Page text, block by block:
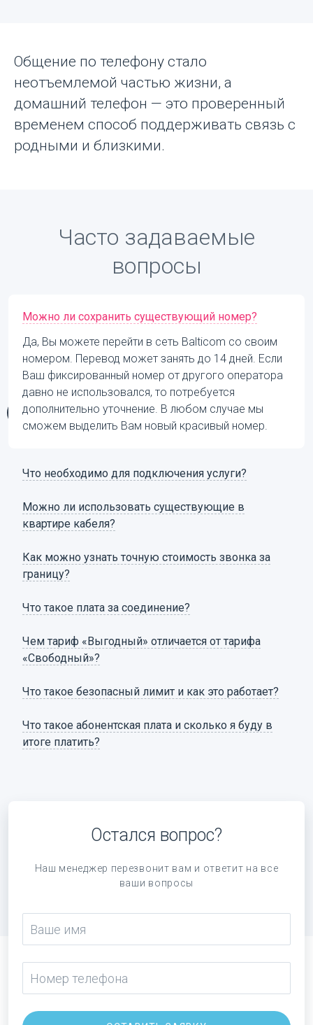
Общение по телефону стало
неотъемлемой частью жизни, а
домашний телефон — это проверенный
временем способ поддерживать связь с
родными и близкими.
Часто задаваемые
вопросы
Можно ли сохранить существующий номер?
Да, Вы можете перейти в сеть Balticom со своим
номером. Перевод может занять до 14 дней. Если
Ваш фиксированный номер от другого оператора
давно не использовался, то потребуется
дополнительно уточнение. В любом случае мы
сможем выделить Вам новый красивый номер.
Что необходимо для подключения услуги?
Можно ли использовать существующие в
квартире кабеля?
Как можно узнать точную стоимость звонка за
границу?
Что такое плата за соединение?
Чем тариф «Выгодный» отличается от тарифа
«Свободный»?
Что такое безопасный лимит и как это работает?
Что такое абонентская плата и сколько я буду в
итоге платить?
Остался вопрос?
Наш менеджер перезвонит вам и ответит на все
ваши вопросы